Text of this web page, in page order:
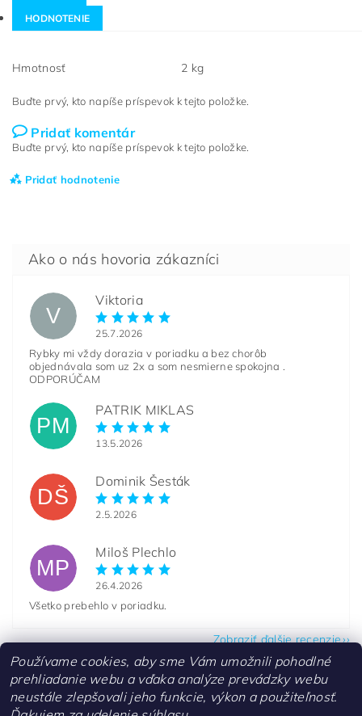
HODNOTENIE
Hmotnosť 2 kg
Buďte prvý, kto napíše príspevok k tejto položke.
Pridať komentár
Buďte prvý, kto napíše príspevok k tejto položke.
Pridať hodnotenie
V
Viktoria
25.7.2026
Rybky mi vždy dorazia v poriadku a bez chorôb
objednávala som uz 2x a som nesmierne spokojna .
ODPORÚČAM
PM
PATRIK MIKLAS
13.5.2026
DŠ
Dominik Šesták
2.5.2026
MP
Miloš Plechlo
26.4.2026
Všetko prebehlo v poriadku.
Zobraziť ďalšie recenzie
Používame cookies, aby sme Vám umožnili pohodlné
prehliadanie webu a vďaka analýze prevádzky webu
neustále zlepšovali jeho funkcie, výkon a použiteľnosť.